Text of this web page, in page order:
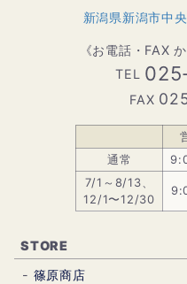
新潟県新潟市中
《お電話・FAX
TEL
FAX
通常
7/1～8/13、
12/1〜12/30
STORE
篠原商店